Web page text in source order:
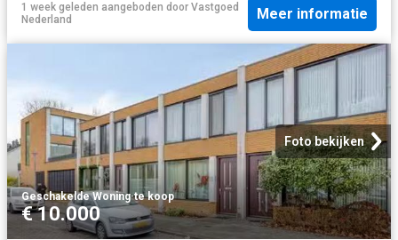
1 week geleden aangeboden door Vastgoed
Nederland
Meer informatie
Foto bekijken
Geschakelde Woning·te koop
€ 10.000